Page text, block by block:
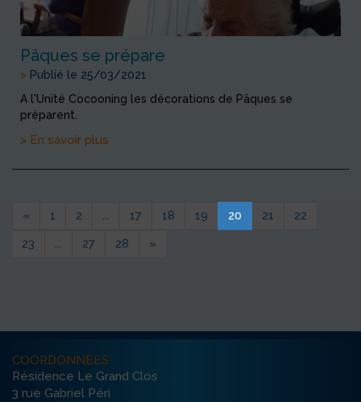
Pâques se prépare
> Publié le 25/03/2021
A l'Unité Cocooning les décorations de Pâques se
préparent.
> En savoir plus
« 1 2 17 18 19 20 21
22
23
27 28 »
COORDONNÉES
Résidence Le Grand Clos
3 rue Gabriel Péri